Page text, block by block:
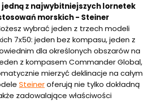
z najwybitniejszych lornetek
morskich - Steiner
wybrać jeden z trzech modeli
7x50: jeden bez kompasu, jeden z
dla określonych obszarów na
z kompasem Commander Global,
mierzyć deklinacje na całym
Steineroferują nie tylko dokładną
zadowalające właściwości